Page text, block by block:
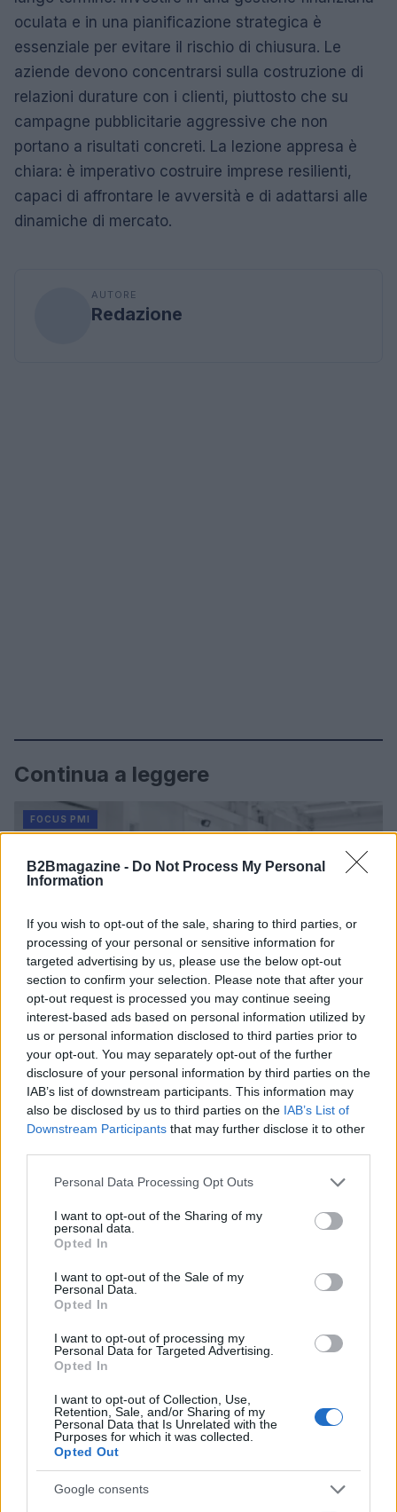
B2Bmagazine - Do Not Process My Personal
Information
If you wish to opt-out of the sale, sharing to third parties, or
processing of your personal or sensitive information for
targeted advertising by us, please use the below opt-out
section to confirm your selection. Please note that after your
opt-out request is processed you may continue seeing
interest-based ads based on personal information utilized by
us or personal information disclosed to third parties prior to
your opt-out. You may separately opt-out of the further
disclosure of your personal information by third parties on the
IAB’s list of downstream participants. This information may
also be disclosed by us to third parties on the IAB’s List of
Downstream Participants that may further disclose it to other
Please note that this website/app uses one or more Google
not limited to your visit or usage behaviour. You may click to
grant or deny consent to Google and its third-party tags to
use your data for below specified purposes in below Google
consent section.
Personal Data Processing Opt Outs
I want to opt-out of the Sharing of my
personal data.
Opted In
I want to opt-out of the Sale of my
Personal Data.
Opted In
I want to opt-out of processing my
Personal Data for Targeted Advertising.
Opted In
I want to opt-out of Collection, Use,
Retention, Sale, and/or Sharing of my
Personal Data that Is Unrelated with the
Purposes for which it was collected.
Opted Out
Google consents
oculata e in una pianificazione strategica è
essenziale per evitare il rischio di chiusura. Le
aziende devono concentrarsi sulla costruzione di
relazioni durature con i clienti, piuttosto che su
campagne pubblicitarie aggressive che non
portano a risultati concreti. La lezione appresa è
chiara: è imperativo costruire imprese resilienti,
capaci di affrontare le avversità e di adattarsi alle
dinamiche di mercato.
AUTORE
Redazione
Continua a leggere
FOCUS PMI
Scopri i bandi regionali e nazionali per l’efficienza
energetica nel 2026
Linda Pellegrini · 8 Ago 2026
Linda Pellegrini · 8 Ago 2026
FOCUS PMI